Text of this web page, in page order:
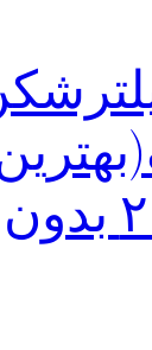
مک ۲۰۲۶ بدون